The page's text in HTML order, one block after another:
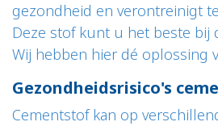
gezondheid en verontreinigt
Deze stof kunt u het beste bij
Wij hebben hier dé oplossing
Gezondheidsrisico's
Cementstof kan op